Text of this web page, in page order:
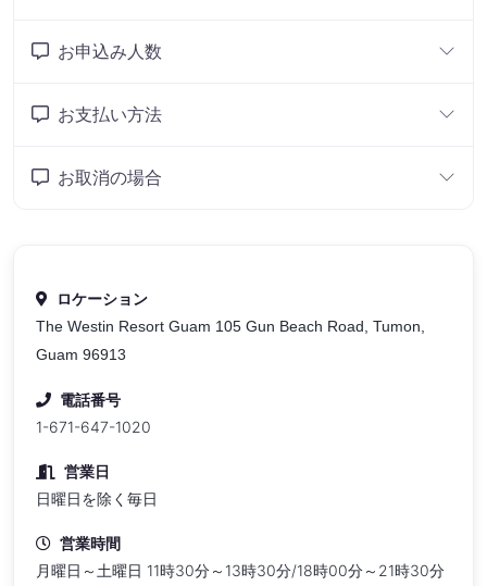
お申込み人数
お支払い方法
お取消の場合
ロケーション
The Westin Resort Guam 105 Gun Beach Road, Tumon,
Guam 96913
電話番号
1-671-647-1020
営業日
日曜日を除く毎日
営業時間
月曜日～土曜日 11時30分～13時30分/18時00分～21時30分